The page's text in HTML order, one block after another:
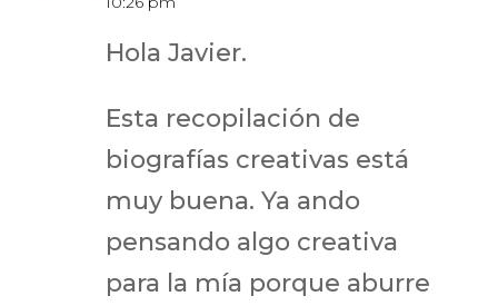
Hola Javier.
Esta recopilación de
biografías creativas está
muy buena. Ya ando
pensando algo creativa
para la mía porque aburre